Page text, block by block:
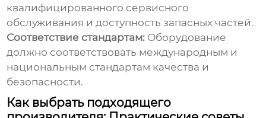
квалифицированного сервисного
обслуживания и доступность запасных частей.
Соответствие стандартам: Оборудование
должно соответствовать международным и
национальным стандартам качества и
безопасности.
Как выбрать подходящего